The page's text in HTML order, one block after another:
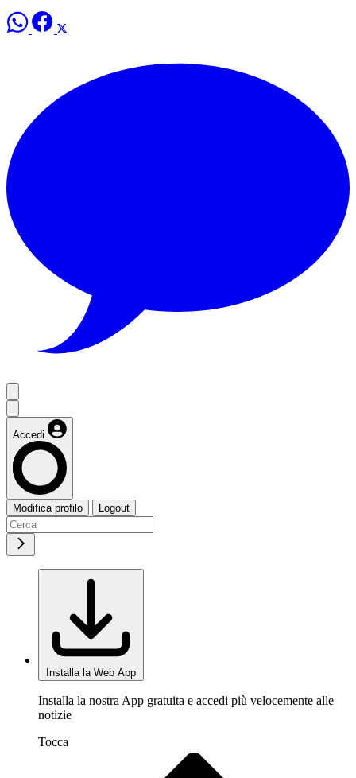
Accedi
Modifica profilo Logout
Installa la Web App
Installa la nostra App gratuita e accedi più velocemente alle
notizie
Tocca